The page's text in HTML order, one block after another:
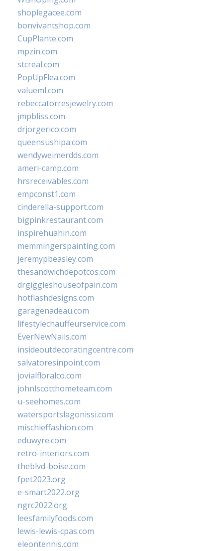
shoplegacee.com
bonvivantshop.com
CupPlante.com
mpzin.com
stcreal.com
PopUpFlea.com
valueml.com
rebeccatorresjewelry.com
jmpbliss.com
drjorgerico.com
queensushipa.com
wendyweimerdds.com
ameri-camp.com
hrsreceivables.com
empconst1.com
cinderella-support.com
bigpinkrestaurant.com
inspirehuahin.com
memmingerspainting.com
jeremypbeasley.com
thesandwichdepotcos.com
drgiggleshouseofpain.com
hotflashdesigns.com
garagenadeau.com
lifestylechauffeurservice.com
EverNewNails.com
insideoutdecoratingcentre.com
salvatoresinpoint.com
jovialfloralco.com
johnlscotthometeam.com
u-seehomes.com
watersportslagonissi.com
mischieffashion.com
eduwyre.com
retro-interiors.com
theblvd-boise.com
fpet2023.org
e-smart2022.org
ngrc2022.org
leesfamilyfoods.com
lewis-lewis-cpas.com
eleontennis.com